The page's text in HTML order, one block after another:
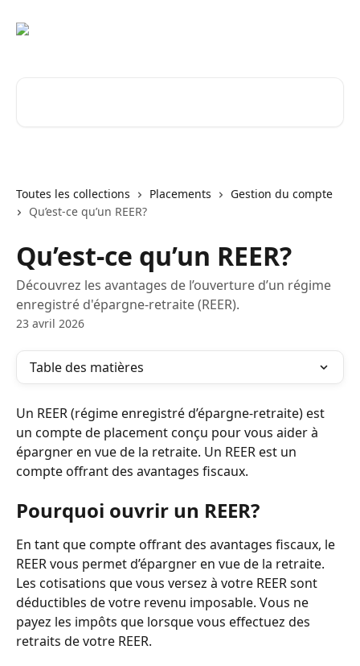
Toutes les collections Placements
Gestion du compte
Qu’est-ce qu’un REER?
Qu’est-ce qu’un REER?
Découvrez les avantages de l’ouverture d’un régime
enregistré d'épargne-retraite (REER).
23 avril 2026
Table des matières
Un REER (régime enregistré d’épargne-retraite) est
un compte de placement conçu pour vous aider à
épargner en vue de la retraite. Un REER est un
compte offrant des avantages fiscaux.
Pourquoi ouvrir un REER?
En tant que compte offrant des avantages fiscaux, le
REER vous permet d’épargner en vue de la retraite.
Les cotisations que vous versez à votre REER sont
déductibles de votre revenu imposable. Vous ne
payez les impôts que lorsque vous effectuez des
retraits de votre REER.